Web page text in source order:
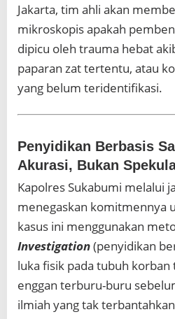
Jakarta, tim ahli akan
mikroskopis apakah
dipicu oleh trauma hebat
paparan zat tertentu, atau
yang belum teridentifikasi.
Penyidikan Berbasis
Akurasi, Bukan
Kapolres Sukabumi melalui
menegaskan komitmennya
kasus ini menggunakan
Investigation(penyidikan
luka fisik pada tubuh
enggan terburu-buru
ilmiah yang tak